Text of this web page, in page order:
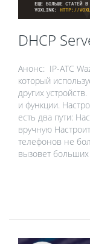
DHCP
Анонс: IP-ATC
который
других
и функции.
есть два пути:
вручную
телефонов не
вызовет